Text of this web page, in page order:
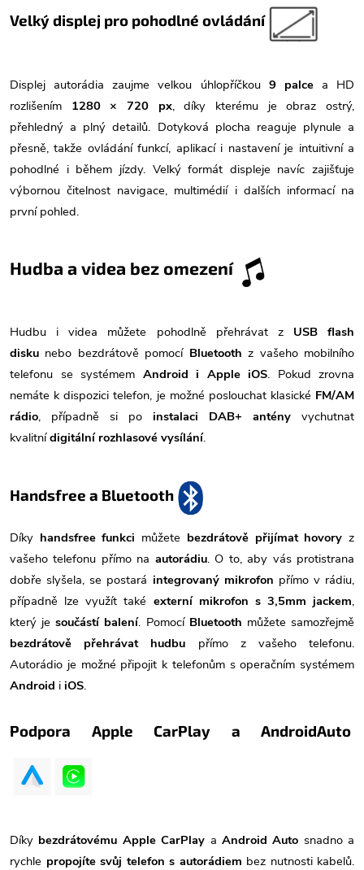
Velký displej pro pohodlné ovládání
Displej autorádia zaujme velkou úhlopříčkou 9 palcea HD
rozlišením 1280 × 720 px, díky kterému je obraz ostrý,
přehledný a plný detailů. Dotyková plocha reaguje plynule a
přesně, takže ovládání funkcí, aplikací i nastavení je intuitivní a
pohodlné i během jízdy. Velký formát displeje navíc zajišťuje
výbornou čitelnost navigace, multimédií i dalších informací na
první pohled.
Hudba a videa bez omezení
Hudbu i videa můžete pohodlně přehrávat z
USB flash
disku nebo bezdrátově pomocí Bluetooth z vašeho mobilního
telefonu se systémem Android i Apple iOS. Pokud zrovna
nemáte k dispozici telefon, je možné poslouchat klasické FM/AM
rádio, případně si po instalaci DAB+ antény
vychutnat
kvalitní digitální rozhlasové vysílání.
Handsfree a Bluetooth
Díky handsfree funkci můžete bezdrátově přijímat hovory z
vašeho telefonu přímo na autorádiu. O to, aby vás protistrana
dobře slyšela, se postará integrovaný mikrofon přímo v rádiu,
případně lze využít také externí mikrofon s 3,5mm jackem,
který jesoučástí balení. Pomocí Bluetooth můžete samozřejmě
bezdrátově přehrávat hudbu přímo z vašeho telefonu.
Autorádio je možné připojit k telefonům s operačním systémem
Android i iOS.
Podpora Apple CarPlay a AndroidAuto
Díky bezdrátovému Apple CarPlay a Android Auto snadno a
rychle propojíte svůj telefon s autorádiem bez nutnosti kabelů.